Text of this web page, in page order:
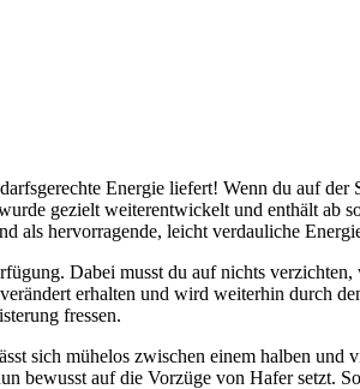
Energie liefert! Wenn du auf
gezielt weiterentwickelt und enthält ab
als hervorragende, leicht verdauliche
Dabei musst du auf nichts
erhalten und wird weiterhin durch
fressen.
sich mühelos zwischen einem halben
bewusst auf die Vorzüge von Hafer setzt.